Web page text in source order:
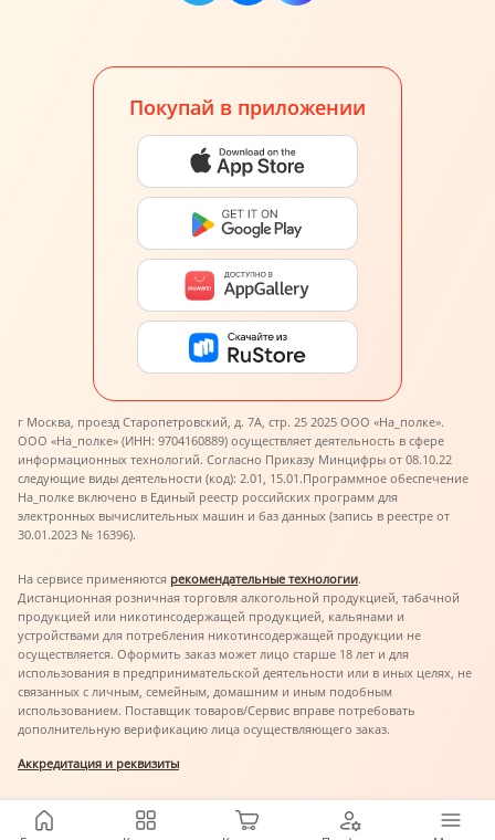
Покупай в приложении
г Москва, проезд Старопетровский, д. 7А, стр. 25 2025 ООО «На_полке».
ООО «На_полке» (ИНН: 9704160889) осуществляет деятельность в сфере
информационных технологий. Согласно Приказу Минцифры от 08.10.22
следующие виды деятельности (код): 2.01, 15.01.Программное обеспечение
На_полке включено в Единый реестр российских программ для
электронных вычислительных машин и баз данных (запись в реестре от
30.01.2023 № 16396).
На сервисе применяются рекомендательные технологии.
Дистанционная розничная торговля алкогольной продукцией, табачной
продукцией или никотинсодержащей продукцией, кальянами и
устройствами для потребления никотинсодержащей продукции не
осуществляется. Оформить заказ может лицо старше 18 лет и для
использования в предпринимательской деятельности или в иных целях, не
связанных с личным, семейным, домашним и иным подобным
использованием. Поставщик товаров/Сервис вправе потребовать
дополнительную верификацию лица осуществляющего заказ.
Аккредитация и реквизиты